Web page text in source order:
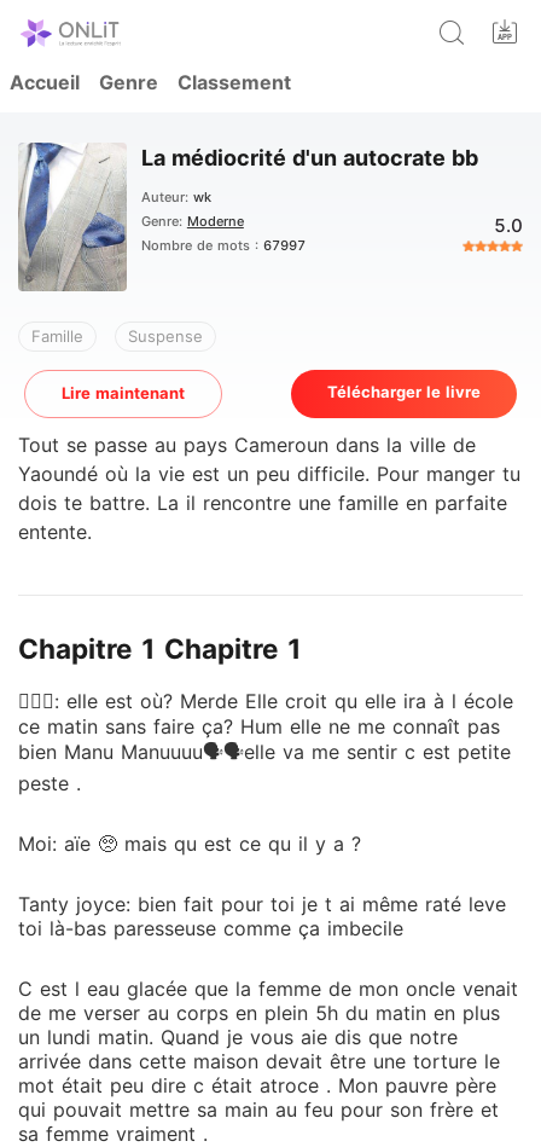
Accueil Genre Classement
La médiocrité d'un autocrate bb
Auteur: wk
Genre: Moderne
Nombre de mots : 67997
5.0
Famille Suspense
Lire maintenant Télécharger le livre
Tout se passe au pays Cameroun dans la ville de
Yaoundé où la vie est un peu difficile. Pour manger tu
dois te battre. La il rencontre une famille en parfaite
entente.
Chapitre 1 Chapitre 1
🙍🏽‍♀️: elle est où? Merde Elle croit qu elle ira à l école
ce matin sans faire ça? Hum elle ne me connaît pas
bien Manu Manuuuu🗣🗣elle va me sentir c est petite
peste .
Moi: aïe 🥺 mais qu est ce qu il y a ?
Tanty joyce: bien fait pour toi je t ai même raté leve
toi là-bas paresseuse comme ça imbecile
C est l eau glacée que la femme de mon oncle venait
de me verser au corps en plein 5h du matin en plus
un lundi matin. Quand je vous aie dis que notre
arrivée dans cette maison devait être une torture le
mot était peu dire c était atroce . Mon pauvre père
qui pouvait mettre sa main au feu pour son frère et
sa femme vraiment .